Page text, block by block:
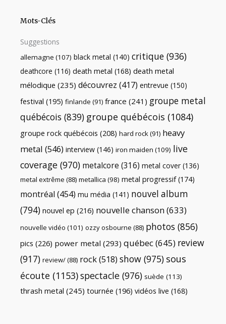
Mots-Clés
Suggestions
allemagne (107) black metal (140) critique (936)
deathcore (116) death metal (168) death metal
mélodique (235) découvrez (417) entrevue (150)
festival (195) finlande (91) france (241) groupe metal
québécois (839) groupe québécois (1084)
groupe rock québécois (208) hard rock(91) heavy
metal (546) interview (146) iron maiden (109) live
coverage (970) metalcore (316) metal cover (136)
metal extrême (88) metallica (98) metal progressif(174)
montréal (454) mu média (141) nouvel album
(794) nouvel ep (216) nouvelle chanson(633)
nouvelle vidéo (101) ozzy osbourne (88) photos (856)
pics (226) power metal (293) québec(645) review
(917) review/(88) rock(518) show (975) sous
écoute (1153)spectacle (976) suède (113)
thrash metal (245) tournée (196) vidéos live (168)